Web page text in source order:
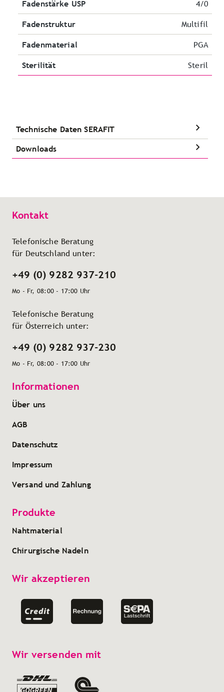
Fadenstärke USP 4/0
Fadenstruktur Multifil
Fadenmaterial PGA
Sterilität Steril
Technische Daten SERAFIT
Downloads
Kontakt
Telefonische Beratung
für Deutschland unter:
+49 (0) 9282 937-210
Mo - Fr, 08:00 - 17:00 Uhr
Telefonische Beratung
für Österreich unter:
+49 (0) 9282 937-230
Mo - Fr, 08:00 - 17:00 Uhr
Informationen
Über uns
AGB
Datenschutz
Impressum
Versand und Zahlung
Produkte
Nahtmaterial
Chirurgische Nadeln
Wir akzeptieren
Wir versenden mit